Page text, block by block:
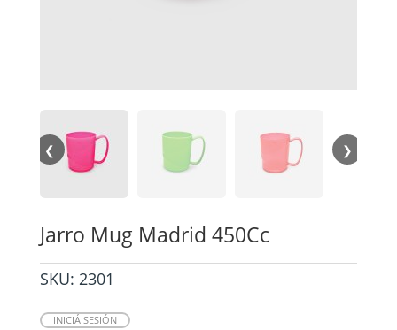
❮ ❯
Jarro Mug Madrid 450Cc
SKU: 2301
INICIÁ SESIÓN